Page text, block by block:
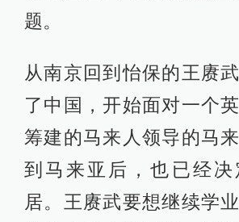
题。
从南京回到怡保的王赓
了中国，开始面对一个
筹建的马来人领导的马
到马来亚后，也已经决
居。王赓武要想继续学